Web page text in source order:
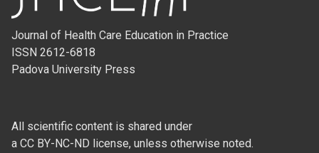
Journal of Health Care Education in Practice
ISSN 2612-6818
Padova University Press
All scientific content is shared under
a CC BY-NC-ND license, unless otherwise noted.